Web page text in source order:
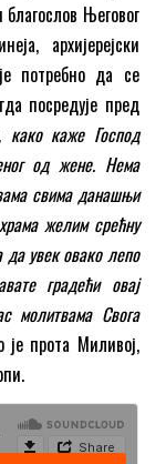
Његовог
архијерејски
потребно да се
посредује пред
како каже Господ
од жене. Нема
свима данашњи
желим срећну
да увек овако лепо
градећи овај
молитвама Свога
је прота Миливој,